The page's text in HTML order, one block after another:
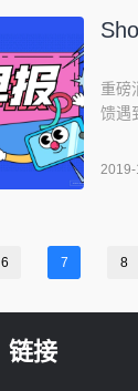
重磅
馈遇
权，
6 7 8
链接